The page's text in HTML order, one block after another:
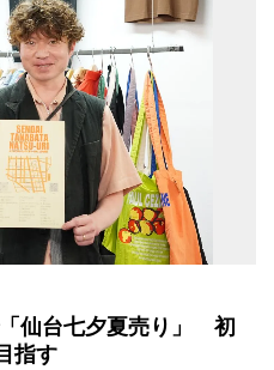
仙台七夕夏売り」 初
指す